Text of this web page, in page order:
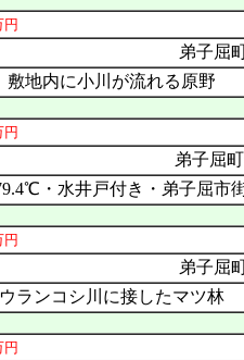
円
弟子屈
敷地内に小川が流れる原野
円
弟子屈
・水井戸付き・弟子屈市
円
弟子屈
ウランコシ川に接したマツ林
円